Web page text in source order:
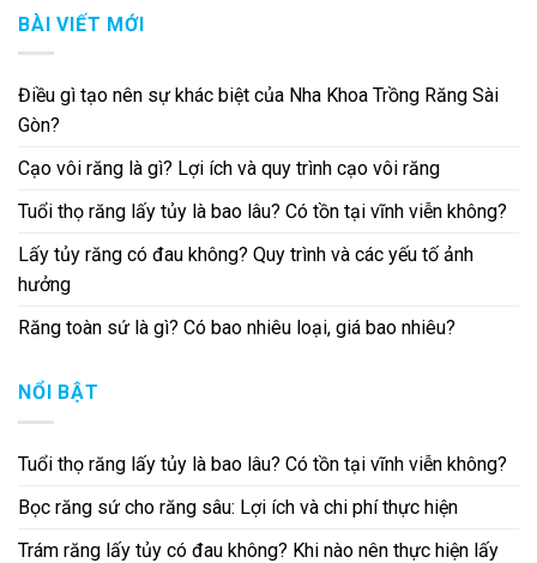
BÀI VIẾT MỚI
Điều gì tạo nên sự khác biệt của Nha Khoa Trồng Răng Sài
Gòn?
Cạo vôi răng là gì? Lợi ích và quy trình cạo vôi răng
Tuổi thọ răng lấy tủy là bao lâu? Có tồn tại vĩnh viễn không?
Lấy tủy răng có đau không? Quy trình và các yếu tố ảnh
hưởng
Răng toàn sứ là gì? Có bao nhiêu loại, giá bao nhiêu?
NỔI BẬT
Tuổi thọ răng lấy tủy là bao lâu? Có tồn tại vĩnh viễn không?
Bọc răng sứ cho răng sâu: Lợi ích và chi phí thực hiện
Trám răng lấy tủy có đau không? Khi nào nên thực hiện lấy